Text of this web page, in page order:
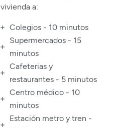
vivienda a:
Colegios - 10 minutos
Supermercados - 15
minutos
Cafeterias y
restaurantes - 5 minutos
Centro médico - 10
minutos
Estación metro y tren -